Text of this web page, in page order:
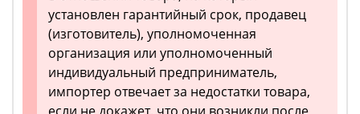
установлен гарантийный срок, продавец
(изготовитель), уполномоченная
организация или уполномоченный
индивидуальный предприниматель,
импортер отвечает за недостатки товара,